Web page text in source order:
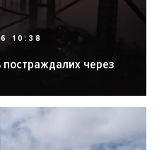
10:38
постраждалих через